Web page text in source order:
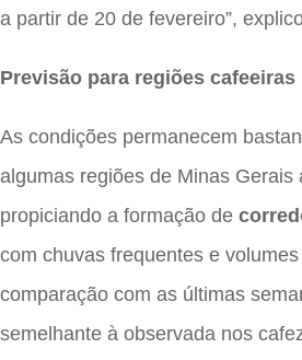
a partir de 20 de fevereiro”,
Previsão para regiões cafeeiras
As condições permanecem
algumas regiões de Minas Gerais
propiciando a formação de
com chuvas frequentes e
comparação com as últimas
semelhante à observada nos